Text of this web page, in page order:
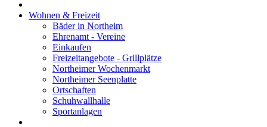
Wohnen & Freizeit
Bäder in Northeim
Ehrenamt - Vereine
Einkaufen
Freizeitangebote - Grillplätze
Northeimer Wochenmarkt
Northeimer Seenplatte
Ortschaften
Schuhwallhalle
Sportanlagen